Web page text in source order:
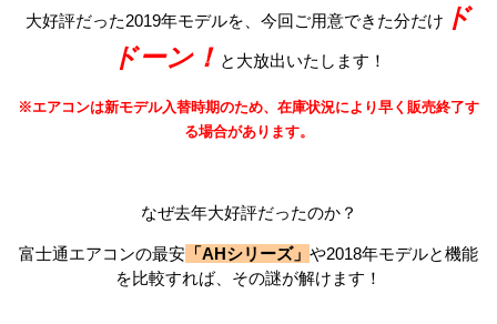
大好評だった2019年モデルを、今回ご用意できた分だけ ド
ドーン！ と大放出いたします！
※エアコンは新モデル入替時期のため、在庫状況により早く販売終了す
る場合があります。
なぜ去年大好評だったのか？
富士通エアコンの最安 「AHシリーズ」 や2018年モデルと機能
を比較すれば、その謎が解けます！